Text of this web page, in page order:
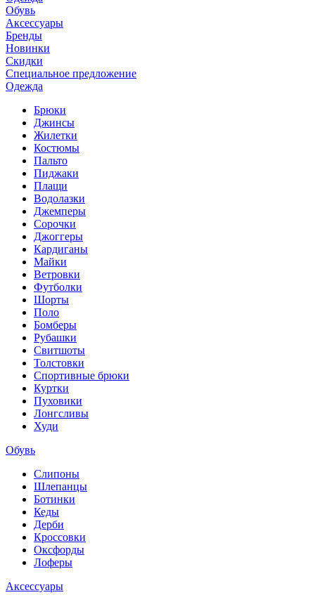
Обувь
Аксессуары
Бренды
Новинки
Скидки
Специальное предложение
Одежда
Брюки
Джинсы
Жилетки
Костюмы
Пальто
Пиджаки
Плащи
Водолазки
Джемперы
Сорочки
Джоггеры
Кардиганы
Майки
Ветровки
Футболки
Шорты
Поло
Бомберы
Рубашки
Свитшоты
Толстовки
Спортивные брюки
Куртки
Пуховики
Лонгсливы
Худи
Обувь
Слипоны
Шлепанцы
Ботинки
Кеды
Дерби
Кроссовки
Оксфорды
Лоферы
Аксессуары